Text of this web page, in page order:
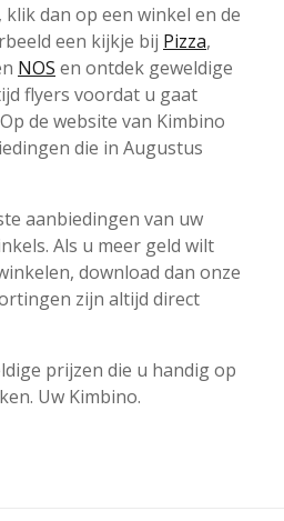
dan op een winkel en de
een kijkje bij Pizza,
NOS en ontdek geweldige
flyers voordat u gaat
de website van Kimbino
die in Augustus
aanbiedingen van uw
Als u meer geld wilt
download dan onze
zijn altijd direct
prijzen die u handig op
Uw Kimbino.